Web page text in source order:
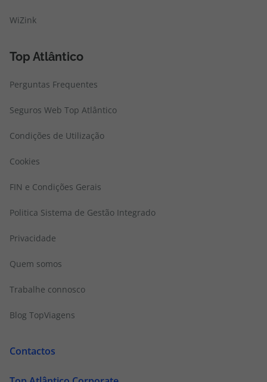
WiZink
Top Atlântico
Perguntas Frequentes
Seguros Web Top Atlântico
Condições de Utilização
Cookies
FIN e Condições Gerais
Politica Sistema de Gestão Integrado
Privacidade
Quem somos
Trabalhe connosco
Blog TopViagens
Contactos